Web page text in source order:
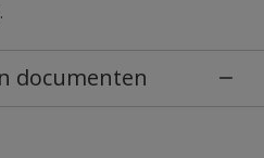
documenten